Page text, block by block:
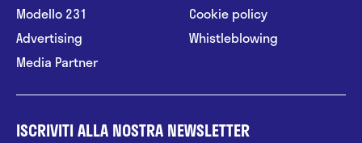
Modello 231
Advertising
Media Partner
Cookie policy
Whistleblowing
ISCRIVITI ALLA NOSTRA NEWSLETTER